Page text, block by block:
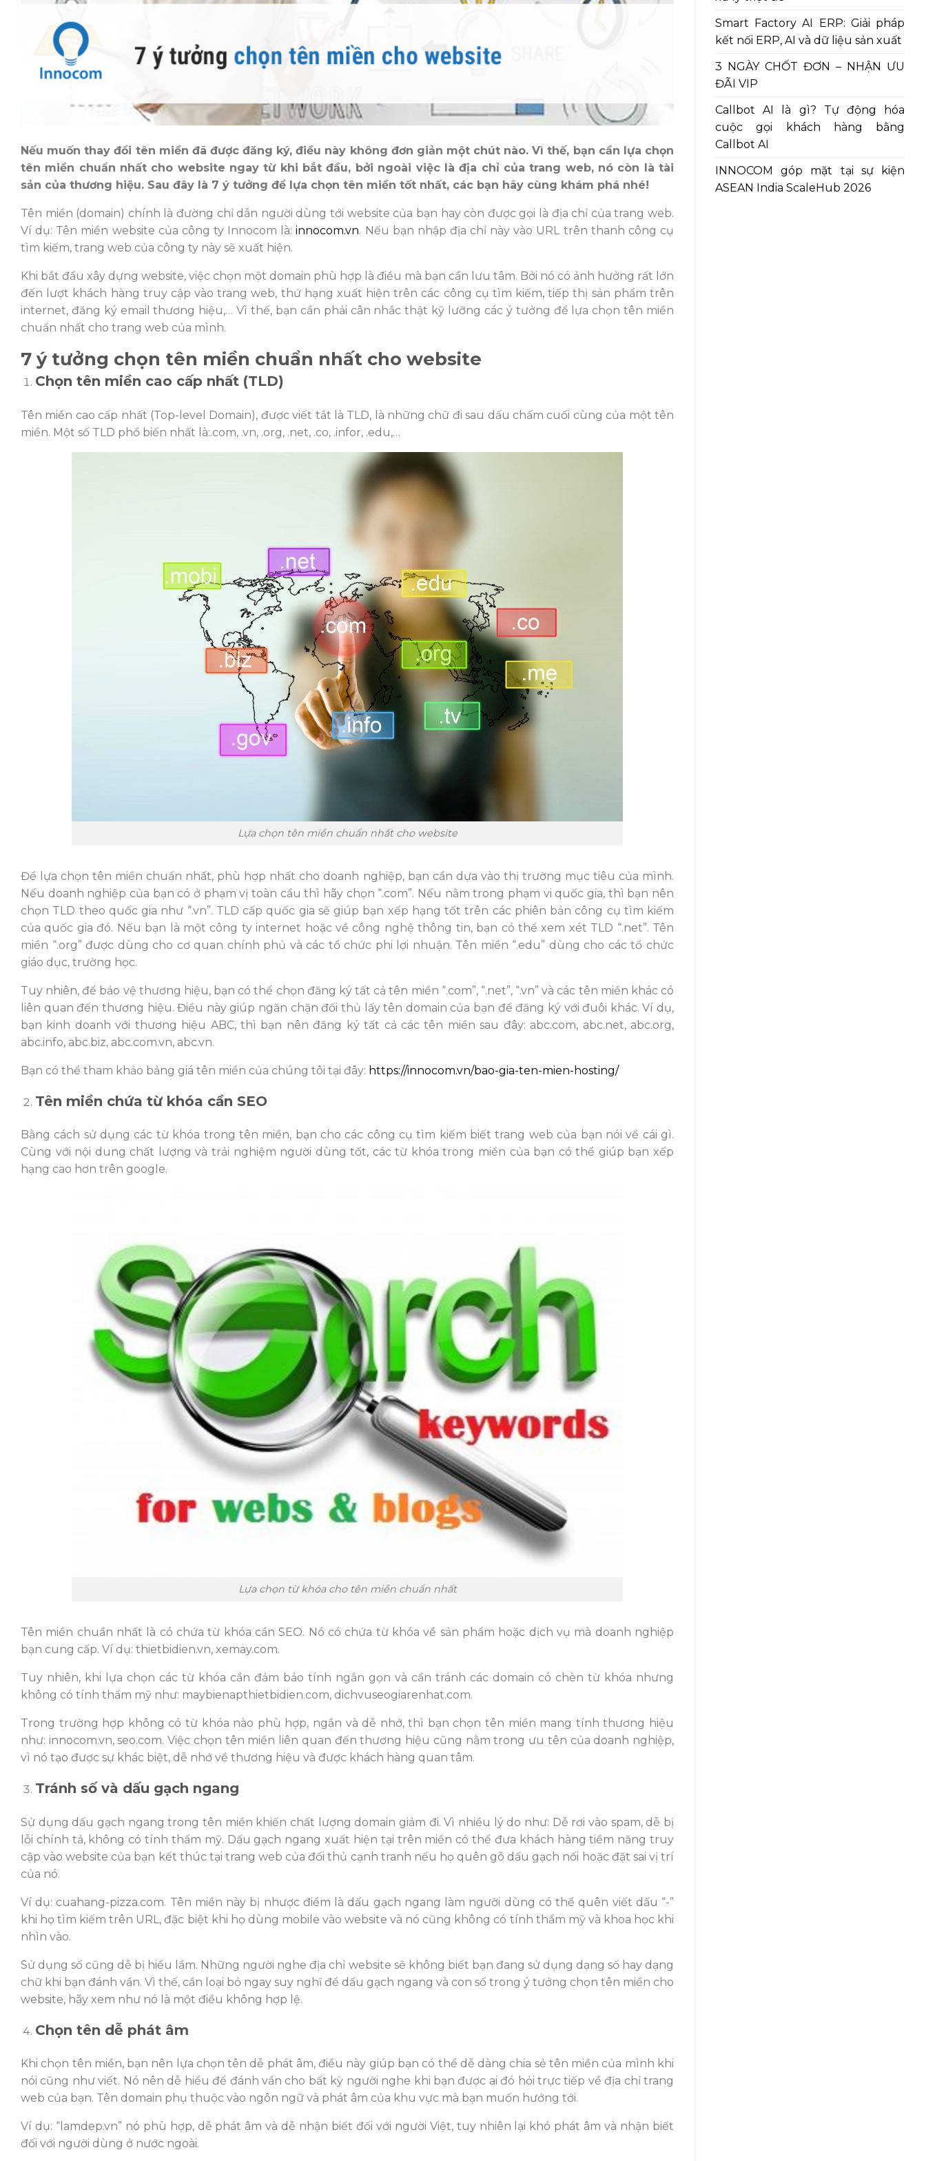
Nếu muốn thay đổi tên miền đã được đăng ký, điều này không đơn giản một chút nào. Vì thế, bạn cần lựa chọn
tên miền chuẩn nhất cho website ngay từ khi bắt đầu, bởi ngoài việc là địa chỉ của trang web, nó còn là tài
sản của thương hiệu. Sau đây là 7 ý tưởng để lựa chọn tên miền tốt nhất, các bạn hãy cùng khám phá nhé!
Tên miền (domain) chính là đường chỉ dẫn người dùng tới website của bạn hay còn được gọi là địa chỉ của trang web.
Ví dụ: Tên miền website của công ty Innocom là:innocom.vn. Nếu bạn nhập địa chỉ này vào URL trên thanh công cụ
tìm kiếm, trang web của công ty này sẽ xuất hiện.
Khi bắt đầu xây dựng website, việc chọn một domain phù hợp là điều mà bạn cần lưu tâm. Bởi nó có ảnh hưởng rất lớn
đến lượt khách hàng truy cập vào trang web, thứ hạng xuất hiện trên các công cụ tìm kiếm, tiếp thị sản phẩm trên
internet, đăng ký email thương hiệu,… Vì thế, bạn cần phải cân nhắc thật kỹ lưỡng các ý tưởng để lựa chọn tên miền
chuẩn nhất cho trang web của mình.
7 ý tưởng chọn tên miền chuẩn nhất cho website
Chọn tên miền cao cấp nhất (TLD)
Tên miền cao cấp nhất (Top-level Domain), được viết tắt là TLD, là những chữ đi sau dấu chấm cuối cùng của một tên
miền. Một số TLD phổ biến nhất là:.com, .vn, .org, .net, .co, .infor, .edu,…
Lựa chọn tên miền chuẩn nhất cho website
Để lựa chọn tên miền chuẩn nhất, phù hợp nhất cho doanh nghiệp, bạn cần dựa vào thị trường mục tiêu của mình.
Nếu doanh nghiệp của bạn có ở phạm vị toàn cầu thì hãy chọn “.com”. Nếu nằm trong phạm vi quốc gia, thì bạn nên
chọn TLD theo quốc gia như “.vn”. TLD cấp quốc gia sẽ giúp bạn xếp hạng tốt trên các phiên bản công cụ tìm kiếm
của quốc gia đó. Nếu bạn là một công ty internet hoặc về công nghệ thông tin, bạn có thể xem xét TLD “.net”. Tên
miền “.org” được dùng cho cơ quan chính phủ và các tổ chức phi lợi nhuận. Tên miền “.edu” dùng cho các tổ chức
giáo dục, trường học.
Tuy nhiên, để bảo vệ thương hiệu, bạn có thể chọn đăng ký tất cả tên miền “.com”, “.net”, “.vn” và các tên miền khác có
liên quan đến thương hiệu. Điều này giúp ngăn chặn đối thủ lấy tên domain của bạn để đăng ký với đuôi khác. Ví dụ,
bạn kinh doanh với thương hiệu ABC, thì bạn nên đăng ký tất cả các tên miền sau đây: abc.com, abc.net, abc.org,
abc.info, abc.biz, abc.com.vn, abc.vn.
Bạn có thể tham khảo bảng giá tên miền của chúng tôi tại đây: https://innocom.vn/bao-gia-ten-mien-hosting/
Tên miền chứa từ khóa cần SEO
Bằng cách sử dụng các từ khóa trong tên miền, bạn cho các công cụ tìm kiếm biết trang web của bạn nói về cái gì.
Cùng với nội dung chất lượng và trải nghiệm người dùng tốt, các từ khóa trong miền của bạn có thể giúp bạn xếp
hạng cao hơn trên google.
Lựa chọn từ khóa cho tên miền chuẩn nhất
Tên miền chuẩn nhất là có chứa từ khóa cần SEO. Nó có chứa từ khóa về sản phẩm hoặc dịch vụ mà doanh nghiệp
bạn cung cấp. Ví dụ: thietbidien.vn, xemay.com.
Tuy nhiên, khi lựa chọn các từ khóa cần đảm bảo tính ngắn gọn và cần tránh các domain có chèn từ khóa nhưng
không có tính thẩm mỹ như: maybienapthietbidien.com, dichvuseogiarenhat.com.
Trong trường hợp không có từ khóa nào phù hợp, ngắn và dễ nhớ, thì bạn chọn tên miền mang tính thương hiệu
như: innocom.vn, seo.com. Việc chọn tên miền liên quan đến thương hiệu cũng nằm trong ưu tên của doanh nghiệp,
vì nó tạo được sự khác biệt, dễ nhớ về thương hiệu và được khách hàng quan tâm.
Tránh số và dấu gạch ngang
Sử dụng dấu gạch ngang trong tên miền khiến chất lượng domain giảm đi. Vì nhiều lý do như: Dễ rơi vào spam, dễ bị
lỗi chính tả, không có tính thẩm mỹ. Dấu gạch ngang xuất hiện tại trên miền có thể đưa khách hàng tiềm năng truy
cập vào website của bạn kết thúc tại trang web của đối thủ cạnh tranh nếu họ quên gõ dấu gạch nối hoặc đặt sai vị trí
của nó.
Ví dụ: cuahang-pizza.com. Tên miền này bị nhược điểm là dấu gạch ngang làm người dùng có thể quên viết dấu “-”
khi họ tìm kiếm trên URL, đặc biệt khi họ dùng mobile vào website và nó cũng không có tính thẩm mỹ và khoa học khi
nhìn vào.
Sử dụng số cũng dễ bị hiểu lầm. Những người nghe địa chỉ website sẽ không biết bạn đang sử dụng dạng số hay dạng
chữ khi bạn đánh vần. Vì thế, cần loại bỏ ngay suy nghĩ để dấu gạch ngang và con số trong ý tưởng chọn tên miền cho
website, hãy xem như nó là một điều không hợp lệ.
Chọn tên dễ phát âm
Khi chọn tên miền, bạn nên lựa chọn tên dễ phát âm, điều này giúp bạn có thể dễ dàng chia sẻ tên miền của mình khi
nói cũng như viết. Nó nên dễ hiểu để đánh vần cho bất kỳ người nghe khi bạn được ai đó hỏi trực tiếp về địa chỉ trang
web của bạn. Tên domain phụ thuộc vào ngôn ngữ và phát âm của khu vực mà bạn muốn hướng tới.
Ví dụ: “lamdep.vn” nó phù hợp, dễ phát âm và dễ nhận biết đối với người Việt, tuy nhiên lại khó phát âm và nhận biết
đối với người dùng ở nước ngoài.
Smart Factory AI ERP: Giải pháp
kết nối ERP, AI và dữ liệu sản xuất
3 NGÀY CHỐT ĐƠN – NHẬN ƯU
ĐÃI VIP
Callbot AI là gì? Tự động hóa
cuộc gọi khách hàng bằng
Callbot AI
INNOCOM góp mặt tại sự kiện
ASEAN India ScaleHub 2026